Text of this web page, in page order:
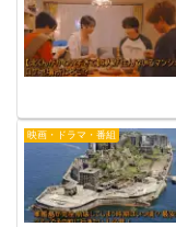
映画・ドラマ・番組